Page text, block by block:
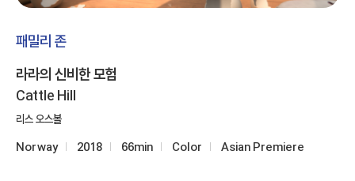
패밀리 존
라라의 신비한 모험
Cattle Hill
리스 오스볼
Norway 2018 66min Color Asian Premiere